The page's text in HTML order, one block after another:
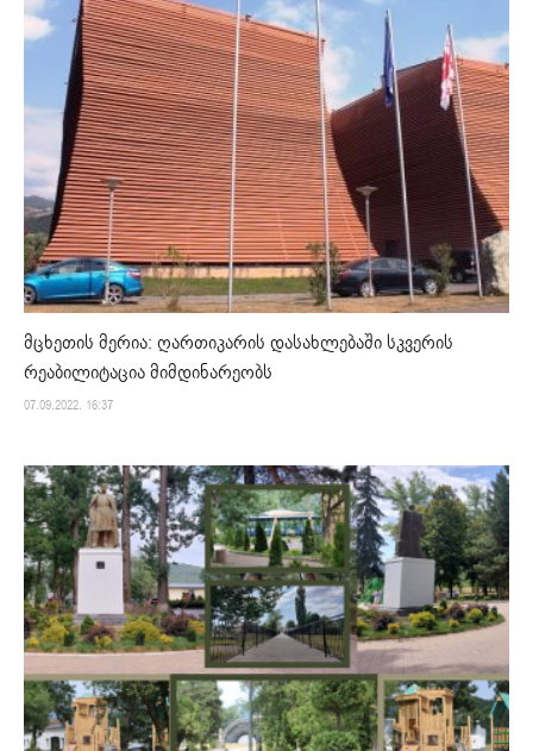
მცხეთის მერია: ღართიკარის დასახლებაში სკვერის
რეაბილიტაცია მიმდინარეობს
07.09.2022. 16:37